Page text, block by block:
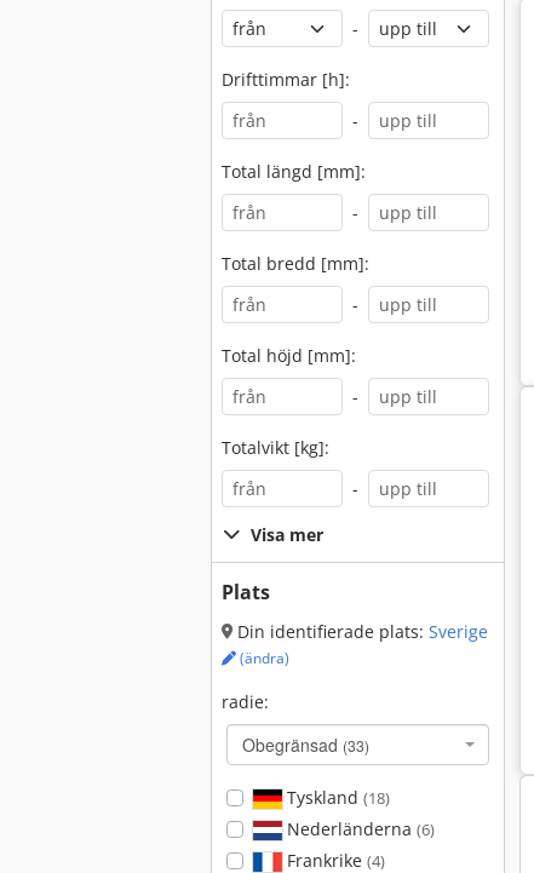
-
Drifttimmar [h]:
-
Total längd [mm]:
-
Total bredd [mm]:
-
Total höjd [mm]:
-
Totalvikt [kg]:
-
Visa mer
Plats
Din identifierade plats: Sverige
(ändra)
radie:
Obegränsad (33)
Tyskland (18)
Nederländerna (6)
Frankrike (4)
Ammann Avh 7010 Ammann Avh 6030